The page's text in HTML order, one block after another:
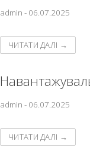
admin - 06.07.2025
ЧИТАТИ ДАЛІ →
admin - 06.07.2025
ЧИТАТИ ДАЛІ →